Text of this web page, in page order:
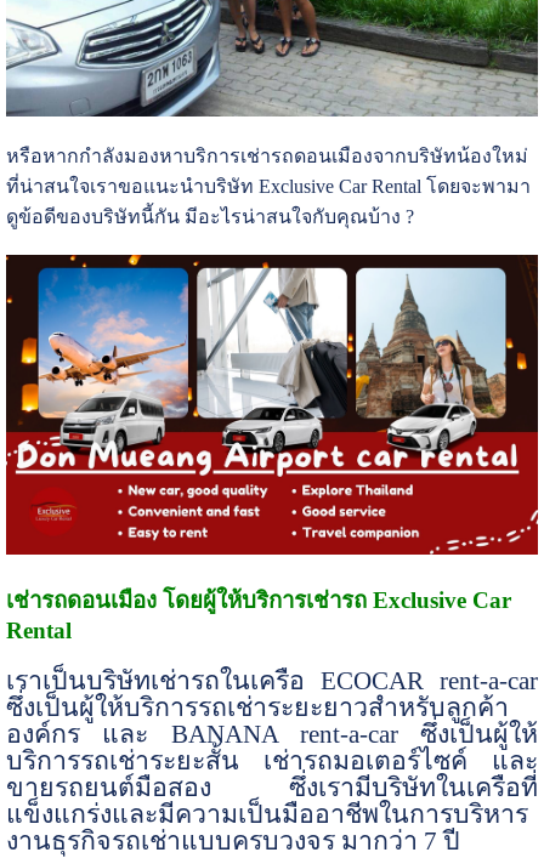
หรือหากกำลังมองหาบริการเช่ารถดอนเมืองจากบริษัทน้องใหม่
ที่น่าสนใจเราขอแนะนำบริษัท Exclusive Car Rental โดยจะพามา
ดูข้อดีของบริษัทนี้กัน มีอะไรน่าสนใจกับคุณบ้าง ?
เช่ารถดอนเมือง โดยผู้ให้บริการเช่ารถ Exclusive Car
Rental
เราเป็นบริษัทเช่ารถในเครือ ECOCAR rent-a-car
ซึ่งเป็นผู้ให้บริการรถเช่าระยะยาวสำหรับลูกค้า
องค์กร และ BANANA rent-a-carซึ่งเป็นผู้ให้
บริการรถเช่าระยะสั้น เช่ารถมอเตอร์ไซค์ และ
ขายรถยนต์มือสอง ซึ่งเรามีบริษัทในเครือที่
แข็งแกร่งและมีความเป็นมืออาชีพในการบริหาร
งานธุรกิจรถเช่าแบบครบวงจร มากว่า 7ปี